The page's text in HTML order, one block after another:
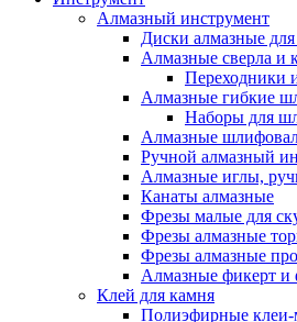
Алмазный инструмент
Диски алмазные
Алмазные сверла и
Переходники
Алмазные гибкие
Наборы для
Алмазные
Ручной алмазный
Алмазные иглы,
Канаты алмазные
Фрезы малые для
Фрезы алмазные
Фрезы алмазные
Алмазные фикерт и
Клей для камня
Полиэфирные клеи-